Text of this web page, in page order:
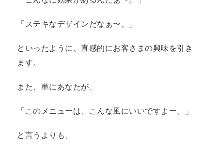
「ステキなデザインだなぁ〜。」
といったように、直感的にお客さまの興味を引き
ます。
また、単にあなたが、
「このメニューは、こんな風にいいですよー。」
と言うよりも、